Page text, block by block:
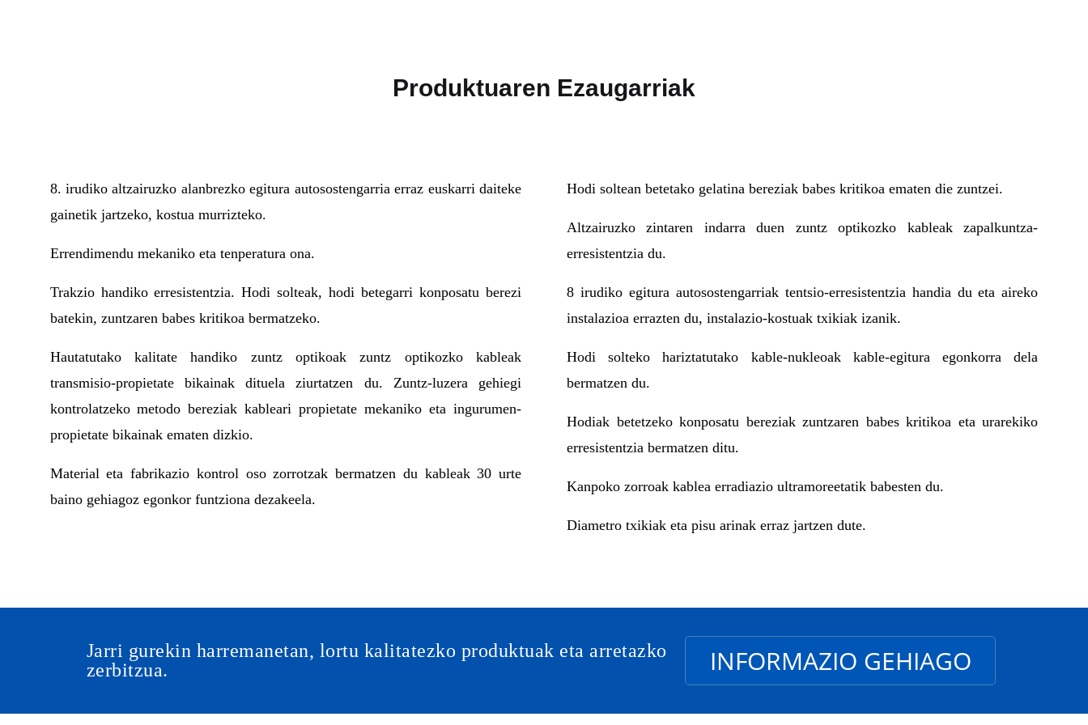
Produktuaren Ezaugarriak
Hodi soltean betetako gelatina bereziak babes kritikoa ematen die zuntzei.
Altzairuzko zintaren indarra duen zuntz optikozko kableak zapalkuntza-
erresistentzia du.
8 irudiko egitura autosostengarriak tentsio-erresistentzia handia du eta aireko
instalazioa errazten du, instalazio-kostuak txikiak izanik.
Hodi solteko hariztatutako kable-nukleoak kable-egitura egonkorra dela
bermatzen du.
Hodiak betetzeko konposatu bereziak zuntzaren babes kritikoa eta urarekiko
erresistentzia bermatzen ditu.
Kanpoko zorroak kablea erradiazio ultramoreetatik babesten du.
Diametro txikiak eta pisu arinak erraz jartzen dute.
8. irudiko altzairuzko alanbrezko egitura autosostengarria erraz euskarri daiteke
gainetik jartzeko, kostua murrizteko.
Errendimendu mekaniko eta tenperatura ona.
Trakzio handiko erresistentzia. Hodi solteak, hodi betegarri konposatu berezi
batekin, zuntzaren babes kritikoa bermatzeko.
Hautatutako kalitate handiko zuntz optikoak zuntz optikozko kableak
transmisio-propietate bikainak dituela ziurtatzen du. Zuntz-luzera gehiegi
kontrolatzeko metodo bereziak kableari propietate mekaniko eta ingurumen-
propietate bikainak ematen dizkio.
Material eta fabrikazio kontrol oso zorrotzak bermatzen du kableak 30 urte
baino gehiagoz egonkor funtziona dezakeela.
Jarri gurekin harremanetan, lortu kalitatezko produktuak eta arretazko
zerbitzua.
INFORMAZIO GEHIAGO